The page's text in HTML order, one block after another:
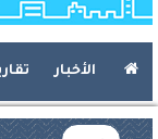
الأخبار